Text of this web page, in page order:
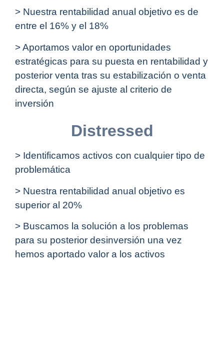
> Nuestra rentabilidad anual objetivo es de
entre el 16% y el 18%
> Aportamos valor en oportunidades
estratégicas para su puesta en rentabilidad y
posterior venta tras su estabilización o venta
directa, según se ajuste al criterio de
inversión
Distressed
> Identificamos activos con cualquier tipo de
problemática
> Nuestra rentabilidad anual objetivo es
superior al 20%
> Buscamos la solución a los problemas
para su posterior desinversión una vez
hemos aportado valor a los activos